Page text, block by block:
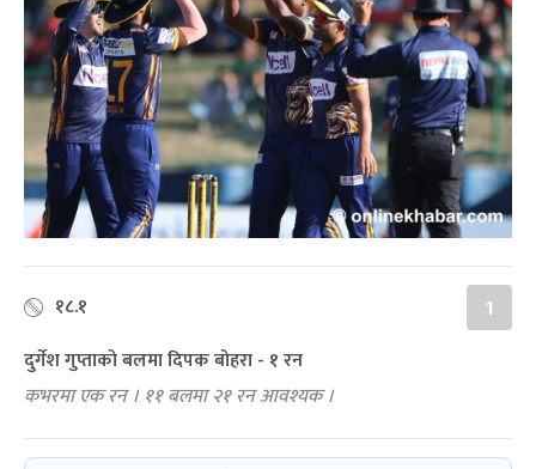
१८.१ 1
दुर्गेश गुप्ताको बलमा दिपक बोहरा - १ रन
कभरमा एक रन । ११ बलमा २१ रन आवश्यक ।